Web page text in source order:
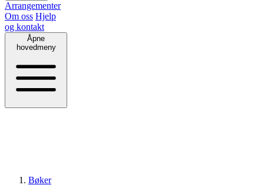
Arrangementer
Om oss Hjelp
og kontakt
Åpne
hovedmeny
Bøker